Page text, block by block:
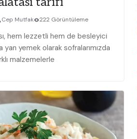
Cep Mutfak 222 Görüntüleme
hem lezzetli hem de besleyici
yemek olarak sofralarımızda
malzemelerle‍